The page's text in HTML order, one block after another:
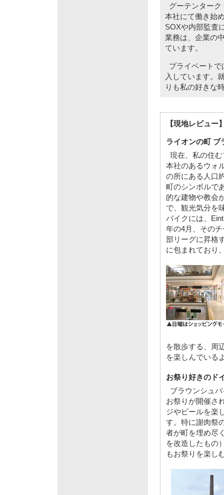
グーテンターク
本社にて働き始
SOXや内部監査
業務は、企業の
ています。
プライベート
入しています。
りも私の好きな
【現地レビュ
ライオンの町 ブ
現在、私の住
本社のあるウォ
の所にある人口
町のシンボルで
的な建物や教会
で、観光気分を
バイクには、
年の4月、その
部リーグに昇格
に包まれており
を散歩する、周
を楽しんでいる
お祭り好きのド
ブラウンシュ
お祭りが開催さ
ジやビールを楽
す。特に謝肉祭
者が町を埋め尽
を改造したもの
もお祭りを楽し